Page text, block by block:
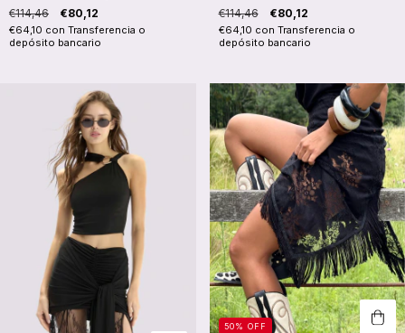
€114,46 €80,12
€64,10 con Transferencia o
depósito bancario
€114,46 €80,12
€64,10 con Transferencia o
depósito bancario
50% OFF